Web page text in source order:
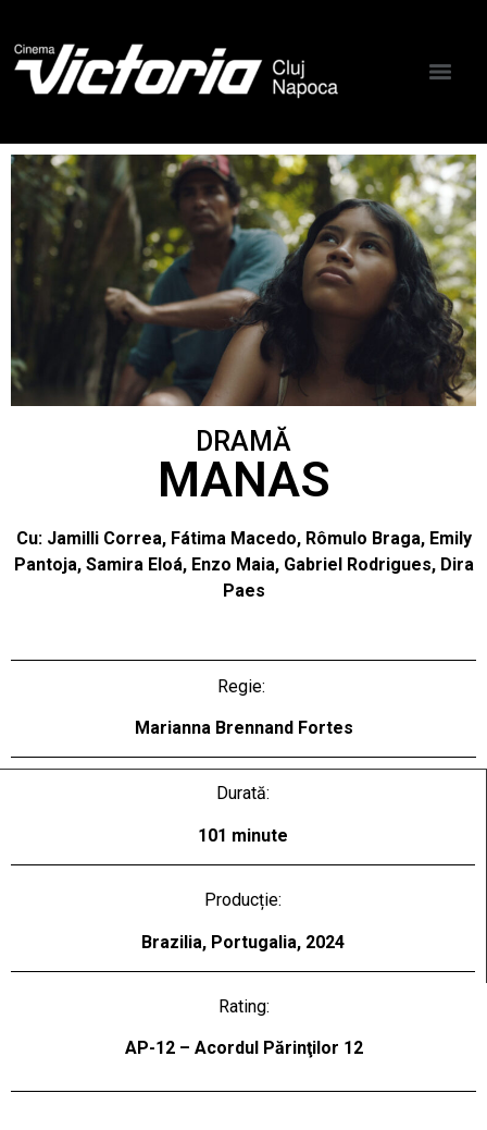
DRAMĂ
MANAS
Cu: Jamilli Correa, Fátima Macedo, Rômulo Braga, Emily
Pantoja, Samira Eloá, Enzo Maia, Gabriel Rodrigues, Dira
Paes
Regie:
Marianna Brennand Fortes
Durată:
101 minute
Producție:
Brazilia, Portugalia, 2024
Rating:
AP-12 – Acordul Părinţilor 12